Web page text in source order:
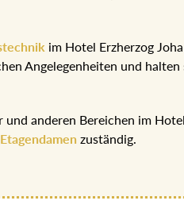
im Hotel Erzherzog
Angelegenheiten und
und anderen Bereichen im
zuständig.